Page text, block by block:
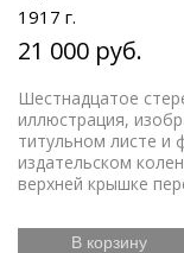
1917 г.
21 000 руб.
Шестнадцатое
иллюстрация,
титульном листе и
издательском
верхней крышке
В корзину